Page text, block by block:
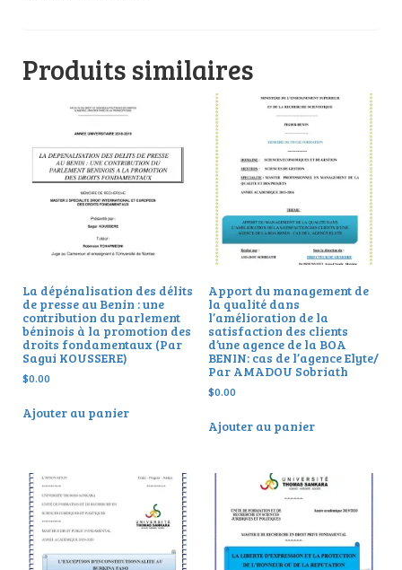
Produits similaires
La dépénalisation des délits
de presse au Benin : une
contribution du parlement
béninois à la promotion des
droits fondamentaux (Par
Sagui KOUSSERE)
$0.00
Ajouter au panier
Apport du management de
la qualité dans
l’amélioration de la
satisfaction des clients
d’une agence de la BOA
BENIN: cas de l’agence Elyte/
Par AMADOU Sobriath
$0.00
Ajouter au panier